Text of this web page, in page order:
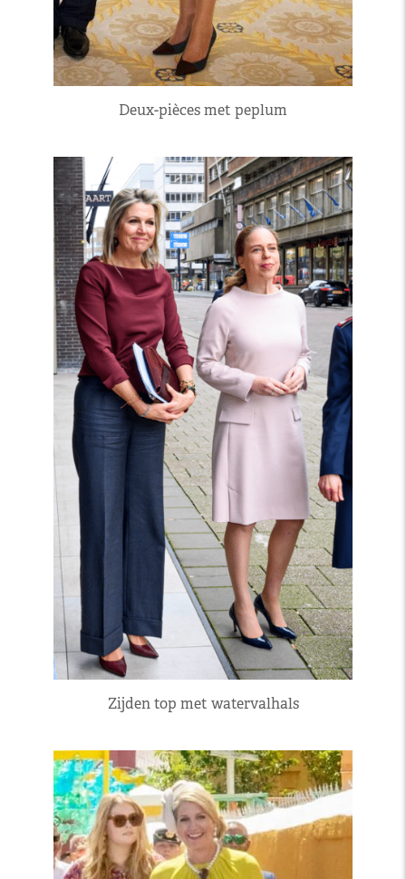
Deux-pièces met peplum
Zijden top met watervalhals